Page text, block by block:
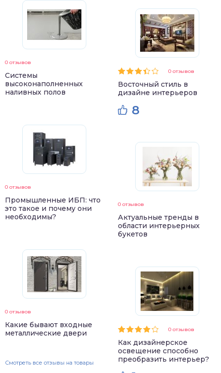
0 отзывов
Системы
высоконаполненных
наливных полов
0 отзывов
Промышленные ИБП: что
это такое и почему они
необходимы?
0 отзывов
Какие бывают входные
металлические двери
Смотреть все отзывы на товары
0 отзывов
Восточный стиль в
дизайне интерьеров
8
0 отзывов
Актуальные тренды в
области интерьерных
букетов
0 отзывов
Как дизайнерское
освещение способно
преобразить интерьер?